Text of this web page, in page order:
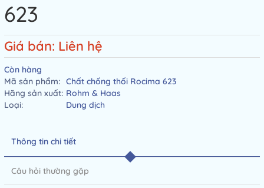
623
Giá bán: Liên hệ
Còn hàng
Mã sản phẩm: Chất chống thối Rocima 623
Hãng sản xuất: Rohm & Haas
Loại:
Dung dịch
Thông tin chi tiết
Câu hỏi thường gặp